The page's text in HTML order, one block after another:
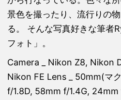
景色を撮ったり、流行りの
る。 そんな写真好きな筆者
フォト」。
Camera _ Nikon Z8, Nikon
Nikon FE Lens _ 50mm(マ
f/1.8D, 58mm f/1.4G, 24mm